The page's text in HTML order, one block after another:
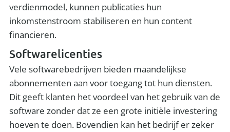
verdienmodel, kunnen publicaties hun
inkomstenstroom stabiliseren en hun content
financieren.
Softwarelicenties
Vele softwarebedrijven bieden maandelijkse
abonnementen aan voor toegang tot hun diensten.
Dit geeft klanten het voordeel van het gebruik van de
software zonder dat ze een grote initiële investering
hoeven te doen. Bovendien kan het bedrijf er zeker